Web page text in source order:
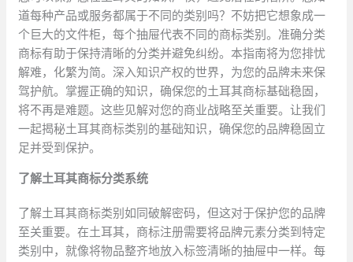
道每种产品或服务都属于不同的类别吗？不妨把它想象成一
个巨大的文件柜，每个抽屉代表不同的商标类别。准确分类
商标有助于保持清晰的分类并避免纠纷。本指南将为您排忧
解难，化繁为简。深入知识产权的世界，为您的品牌未来保
驾护航。掌握正确的知识，确保您的土耳其商标基础稳固，
将不再是难题。这些见解对您的商业战略至关重要。让我们
一起揭秘土耳其商标类别的基础知识，确保您的品牌稳固立
足并受到保护。
了解土耳其商标分类系统
了解土耳其商标类别如同破解密码，但这对于保护您的品牌
至关重要。在土耳其，商标注册需要将品牌元素分类到特定
类别中，就像将物品整齐地放入标签清晰的抽屉中一样。每